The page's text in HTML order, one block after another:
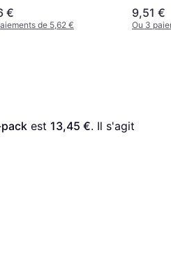
€
de 5,62 €
9,51 €
Ou 3
est 13,45 €. Il s'agit